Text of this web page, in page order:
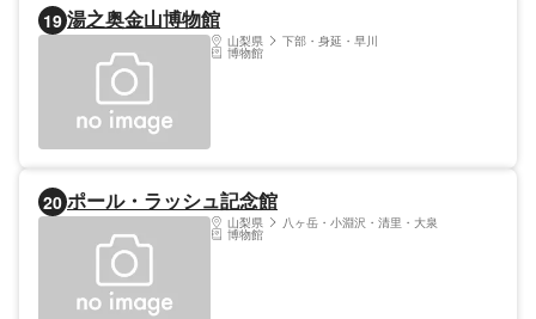
19 湯之奥金山博物館
山梨県 下部・身延・早川
博物館
20 ポール・ラッシュ記念館
山梨県 八ヶ岳・小淵沢・清里・大泉
博物館